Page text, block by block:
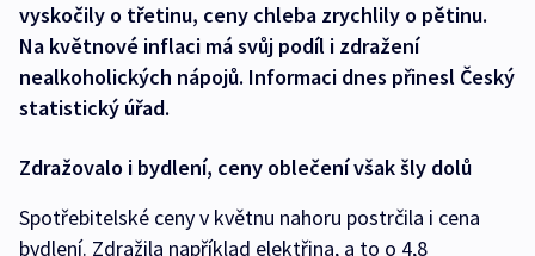
vyskočily o třetinu, ceny chleba zrychlily o pětinu.
Na květnové inflaci má svůj podíl i zdražení
nealkoholických nápojů. Informaci dnes přinesl Český
statistický úřad.
Zdražovalo i bydlení, ceny oblečení však šly dolů
Spotřebitelské ceny v květnu nahoru postrčila i cena
bydlení. Zdražila například elektřina, a to o 4,8